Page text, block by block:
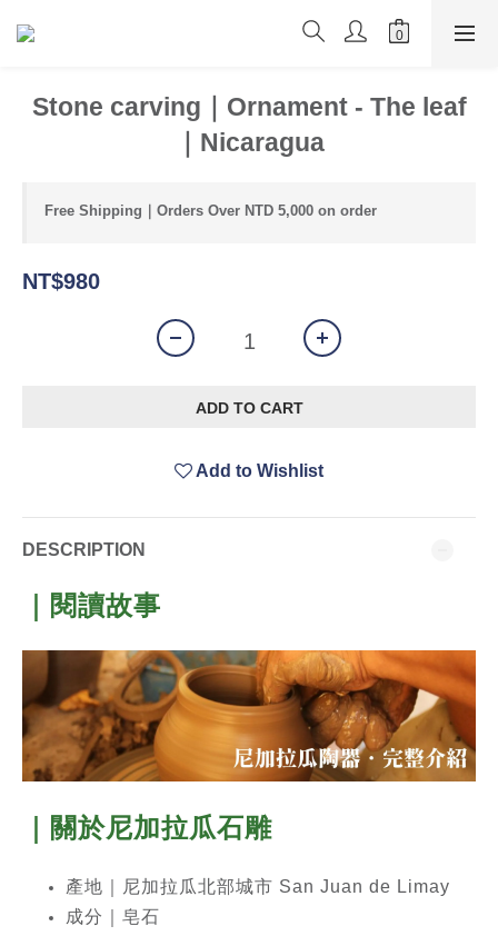
Stone carving｜Ornament - The leaf
｜Nicaragua
Free Shipping｜Orders Over NTD 5,000 on order
NT$980
ADD TO CART
Add to Wishlist
DESCRIPTION
｜閱讀故事
｜關於尼加拉瓜石雕
產地｜尼加拉瓜北部城市 San Juan de Limay
成分｜ 皂石